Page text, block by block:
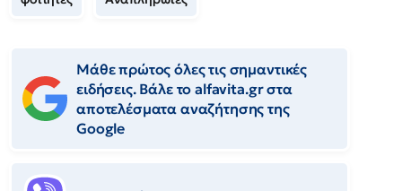
Μάθε πρώτος όλες τις σημαντικές
ειδήσεις. Βάλε το alfavita.gr στα
αποτελέσματα αναζήτησης της
Google